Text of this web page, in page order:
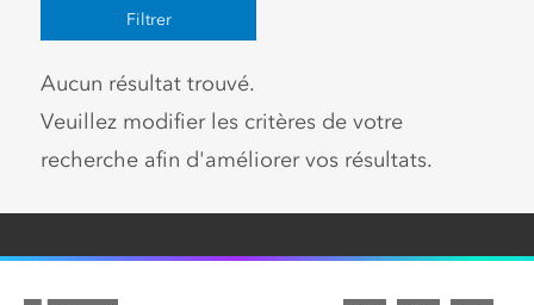
Filtrer
Aucun résultat trouvé.
Veuillez modifier les critères de votre
recherche afin d'améliorer vos résultats.